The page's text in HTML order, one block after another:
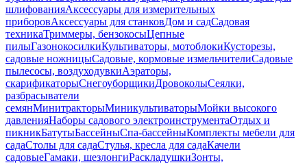
шлифованияАксессуары для измерительных
приборовАксессуары для станковДом и садСадовая
техникаТриммеры, бензокосыЦепные
пилыГазонокосилкиКультиваторы, мотоблокиКусторезы,
садовые ножницыСадовые, кормовые измельчителиСадовые
пылесосы, воздуходувкиАэраторы,
скарификаторыСнегоуборщикиДровоколыСеялки,
разбрасыватели
семянМинитракторыМиникультиваторыМойки высокого
давленияНаборы садового электроинструментаОтдых и
пикникБатутыБассейныСпа-бассейныКомплекты мебели для
садаСтолы для садаСтулья, кресла для садаКачели
садовыеГамаки, шезлонгиРаскладушкиЗонты,